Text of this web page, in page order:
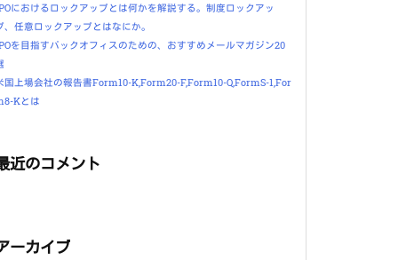
におけるロックアップとは何かを解説する。制度ロックアッ
、任意ロックアップとはなにか。
を目指すバックオフィスのための、おすすめメールマガジン20
国上場会社の報告書Form10-K,Form20-F,Form10-Q,FormS-1,For
Kとは
近のコメント
ーカイブ